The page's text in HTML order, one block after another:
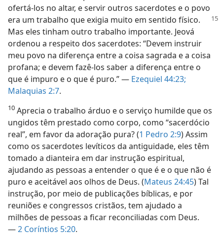
ofertá-los no altar, e servir outros sacerdotes e o povo
era um trabalho que exigia muito em sentido físico.
Mas eles tinham outro trabalho importante. Jeová
ordenou a respeito dos sacerdotes: “Devem instruir
meu povo na diferença entre a coisa sagrada e a coisa
profana; e devem fazê-los saber a diferença entre o
que é impuro e o que é puro.” — Ezequiel 44:23;
Malaquias 2:7.
10 Aprecia o trabalho árduo e o serviço humilde que os
ungidos têm prestado como corpo, como “sacerdócio
real”, em favor da adoração pura? (1 Pedro 2:9) Assim
como os sacerdotes levíticos da antiguidade, eles têm
tomado a dianteira em dar instrução espiritual,
ajudando as pessoas a entender o que é e o que não é
puro e aceitável aos olhos de Deus. (Mateus 24:45) Tal
instrução, por meio de publicações bíblicas, e por
reuniões e congressos cristãos, tem ajudado a
milhões de pessoas a ficar reconciliadas com Deus.
—2 Coríntios 5:20.